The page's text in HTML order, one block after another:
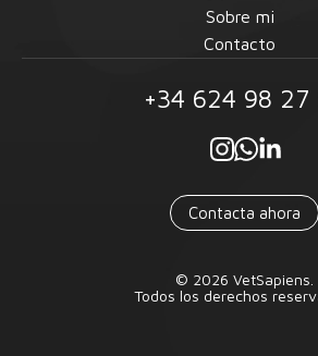
+34 624 98 27
Contacta ahora
© 2026 VetSapiens.
Todos los derechos
Sobre mi
Contacto